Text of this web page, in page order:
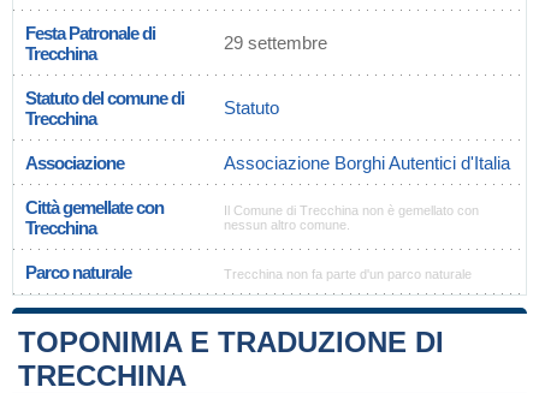
Festa Patronale di
Trecchina
29 settembre
Statuto del comune di
Trecchina
Statuto
Associazione Associazione Borghi Autentici d'Italia
Città gemellate con
Trecchina
Il Comune di Trecchina non è gemellato con
nessun altro comune.
Parco naturale Trecchina non fa parte d'un parco naturale
TOPONIMIA E TRADUZIONE DI
TRECCHINA